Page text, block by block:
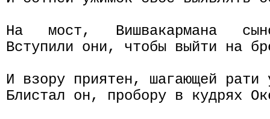
На   мост,   Вишвакармана
Вступили они, чтобы выйти на
И взору приятен, шагающей рати
Блистал он, пробору в кудрях